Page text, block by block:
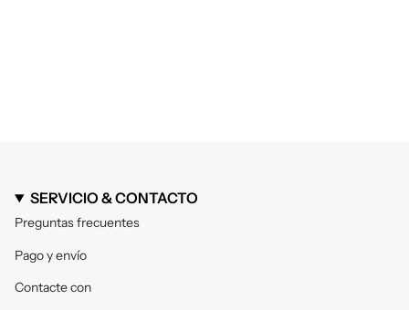
SERVICIO & CONTACTO
Preguntas frecuentes
Pago y envío
Contacte con